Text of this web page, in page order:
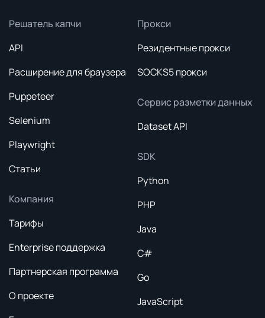
Решатель капчи
API
Расширение для браузера
Puppeteer
Selenium
Playwright
Статьи
Компания
Тарифы
Enterprise поддержка
Партнерская программа
О проекте
Прокси
Резидентные прокси
SOCKS5 прокси
Сервис разметки данных
Dataset API
SDK
Python
PHP
Java
C#
Go
JavaScript